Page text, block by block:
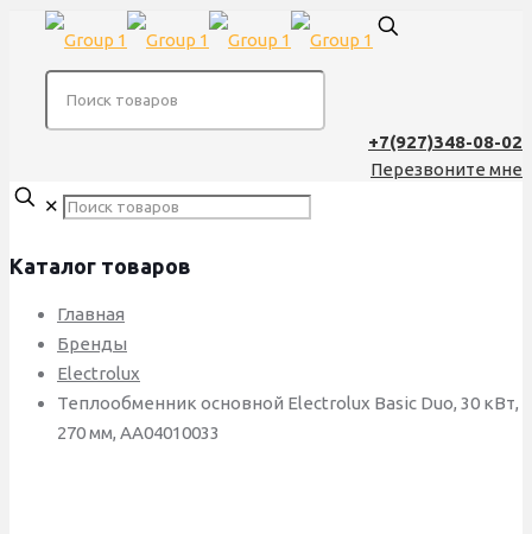
+7(927)348-08-02
Перезвоните мне
✕
Каталог товаров
Главная
Бренды
Electrolux
Теплообменник основной Electrolux Basic Duo, 30 кВт,
270 мм, АА04010033